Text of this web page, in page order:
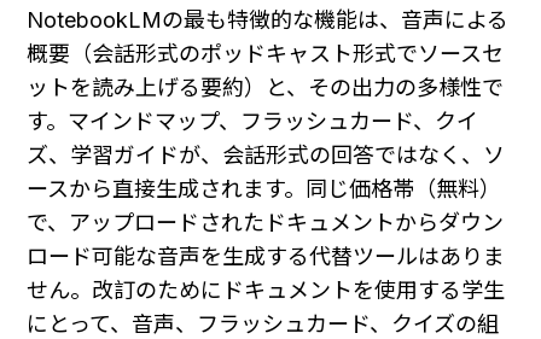
NotebookLMの最も特徴的な機能は、音声による
概要（会話形式のポッドキャスト形式でソースセ
ットを読み上げる要約）と、その出力の多様性で
す。マインドマップ、フラッシュカード、クイ
ズ、学習ガイドが、会話形式の回答ではなく、ソ
ースから直接生成されます。同じ価格帯（無料）
で、アップロードされたドキュメントからダウン
ロード可能な音声を生成する代替ツールはありま
せん。改訂のためにドキュメントを使用する学生
にとって、音声、フラッシュカード、クイズの組